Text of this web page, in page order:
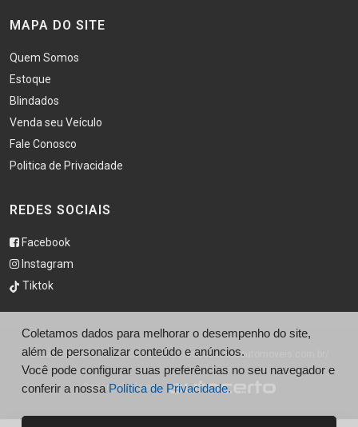
MAPA DO SITE
Quem Somos
Estoque
Blindados
Venda seu Veículo
Fale Conosco
Politica de Privacidade
REDES SOCIAIS
Facebook
Instagram
Tiktok
© São Caetano Automóveis - http://saocaetanoautomoveis.com.br/
Desenvolvido por
Coletamos dados para melhorar o desempenho do site,
além de personalizar conteúdo e anúncios.
Você pode configurar suas preferências no seu navegador e
conferir a nossa Política de Privacidade.